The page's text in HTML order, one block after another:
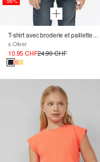
T-shirt avec broderie et paillettes, coupe loose
s.Oliver
10.95 CHF24.90 CHF